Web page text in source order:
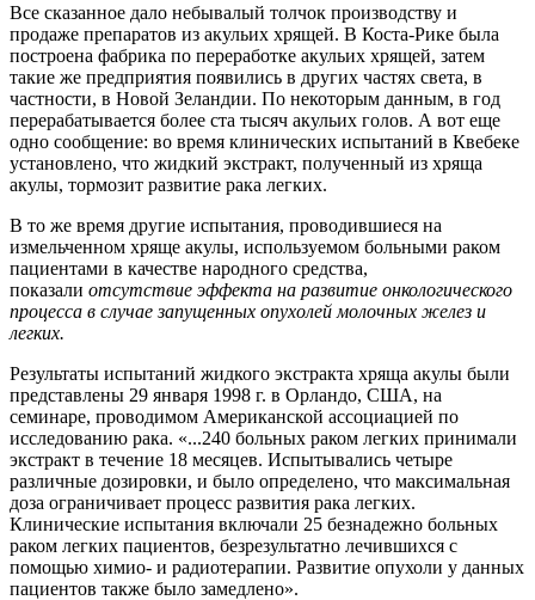
Все сказанное дало небывалый толчок производству и
продаже препаратов из акульих хрящей. В Коста-Рике была
построена фабрика по переработке акульих хрящей, затем
такие же предприятия появились в других частях света, в
частности, в Новой Зеландии. По некоторым данным, в год
перерабатывается более ста тысяч акульих голов. А вот еще
одно сообщение: во время клинических испытаний в Квебеке
установлено, что жидкий экстракт, полученный из хряща
акулы, тормозит развитие рака легких.
В то же время другие испытания, проводившиеся на
измельченном хряще акулы, используемом больными раком
пациентами в качестве народного средства,
показали отсутствие эффекта на развитие онкологического
процесса в случае запущенных опухолей молочных желез и
легких.
Результаты испытаний жидкого экстракта хряща акулы были
представлены 29 января 1998 г. в Орландо, США, на
семинаре, проводимом Американской ассоциацией по
исследованию рака. «...240 больных раком легких принимали
экстракт в течение 18 месяцев. Испытывались четыре
различные дозировки, и было определено, что максимальная
доза ограничивает процесс развития рака легких.
Клинические испытания включали 25 безнадежно больных
раком легких пациентов, безрезультатно лечившихся с
помощью химио- и радиотерапии. Развитие опухоли у данных
пациентов также было замедлено».